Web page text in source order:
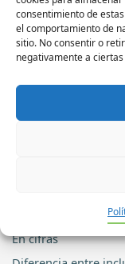
consentimiento de
el comportamiento de
sitio. No consentir o
negativamente a
intelectual
tiempo de
COVID19
Qué es la
En cifras